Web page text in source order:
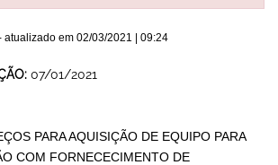
atualizado em 02/03/2021 | 09:24
07/01/2021
PARA AQUISIÇÃO DE EQUIPO PARA
COM FORNECECIMENTO DE